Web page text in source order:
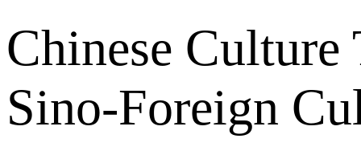
Chinese
Sino-Foreign